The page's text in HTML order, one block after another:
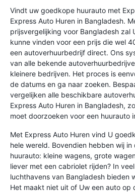
Vindt uw goedkope huurauto met
Express Auto Huren in Bangladesh.
prijsvergelijking voor Bangladesh zal
kunne vinden voor een prijs die wel
een autoverhuurbedrijf direct. Ons
van alle bekende
kleinere bedrijven. Het proces is
de datums en ga naar zoeken.
vergelijken alle beschikbare
Express Auto Huren in Bangladesh,
moet doorzoeken voor een huurauto
Met Express Auto Huren vind U
hele wereld. Bovendien hebben wij
huurauto: kleine wagens, grote
liever met een cabriolet rijden? In
luchthavens van Bangladesh bieden
Het maakt niet uit of Uw een auto op